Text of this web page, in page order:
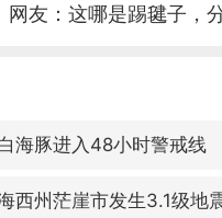
网友：这哪是踢毽子，
海豚进入48小时警戒线
西州茫崖市发生3.1级地